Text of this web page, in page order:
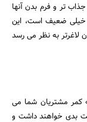
تر و فرم بدن آنها
خیلی ضعیف است، این
لاغرتر به نظر می رسد
کمر مشتریان شما می
بدی خواهند داشت و